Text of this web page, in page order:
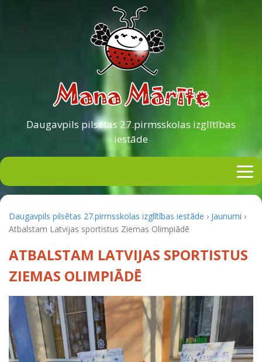
Daugavpils pilsētas 27.pirmsskolas izglītības
iestāde
Daugavpils pilsētas 27.pirmsskolas izglītības iestāde › Jaunumi ›
Atbalstam Latvijas sportistus Ziemas Olimpiādē
ATBALSTAM LATVIJAS SPORTISTUS
ZIEMAS OLIMPIĀDĒ